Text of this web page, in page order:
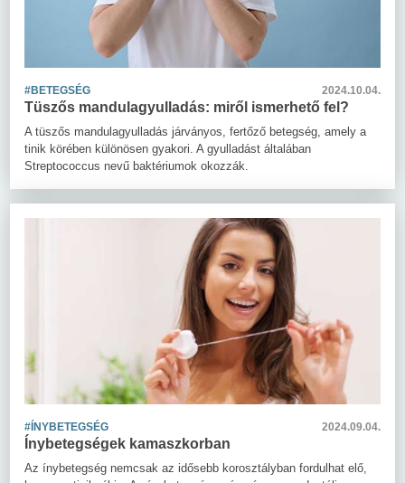
#BETEGSÉG 2024.10.04.
Tüszős mandulagyulladás: miről ismerhető fel?
A tüszős mandulagyulladás járványos, fertőző betegség, amely a
tinik körében különösen gyakori. A gyulladást általában
Streptococcus nevű baktériumok okozzák.
#ÍNYBETEGSÉG 2024.09.04.
Ínybetegségek kamaszkorban
Az ínybetegség nemcsak az idősebb korosztályban fordulhat elő,